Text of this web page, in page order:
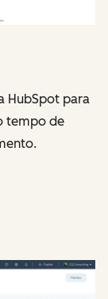
HubSpot para
tempo de